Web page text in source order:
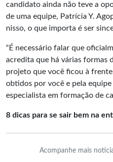
candidato ainda não teve a
de uma equipe, Patrícia Y.
nisso, o que importa é ser
“É necessário falar que
acredita que há várias formas
projeto que você ficou à
obtidos por você e pela equipe
especialista em formação de
8 dicas para se sair bem na
Acompanhe mais